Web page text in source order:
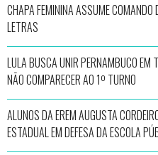
CHAPA FEMININA ASSUME
LETRAS
LULA BUSCA UNIR PERNAMBUCO EM
NÃO COMPARECER AO 1º TURNO
ALUNOS DA EREM AUGUSTA
ESTADUAL EM DEFESA DA ESCOLA